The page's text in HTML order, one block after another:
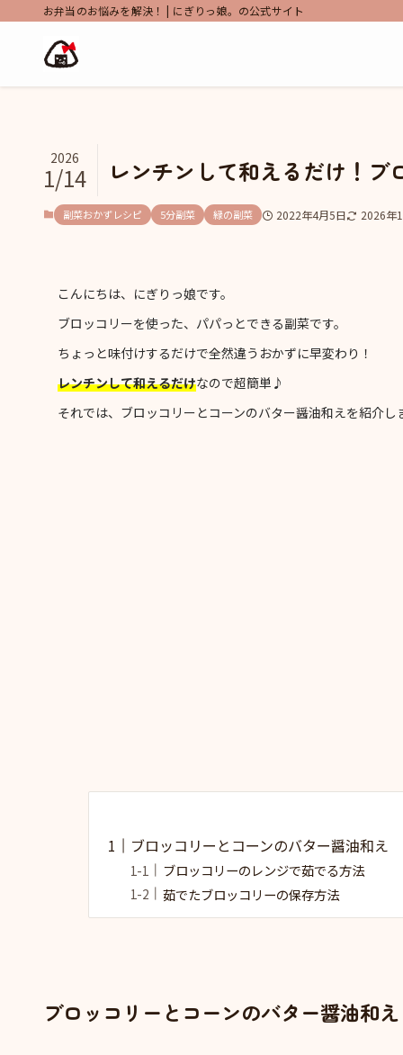
お弁当のお悩みを解決！ | にぎりっ娘。の公式サイト
レンチンして和えるだけ！
2026
1/14
副菜おかずレシピ 5分副菜 緑の副菜 2022年4月5日 2026年
こんにちは、にぎりっ娘です。
ブロッコリーを使った、パパっとできる副菜です。
ちょっと味付けするだけで全然違うおかずに早変わり！
レンチンして和えるだけなので超簡単♪
それでは、ブロッコリーとコーンのバター醤油和えを紹介し
ブロッコリーとコーンのバター醤油和え
ブロッコリーのレンジで茹でる方法
茹でたブロッコリーの保存方法
ブロッコリーとコーンのバター醤油和え